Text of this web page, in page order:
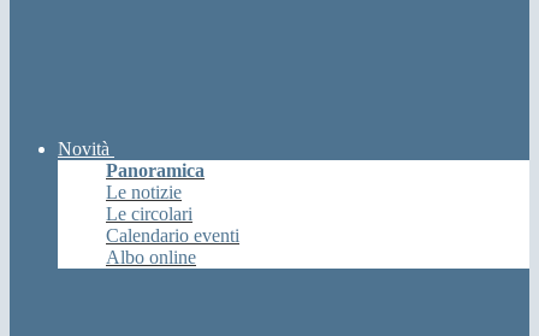
Novità
Panoramica
Le notizie
Le circolari
Calendario eventi
Albo online